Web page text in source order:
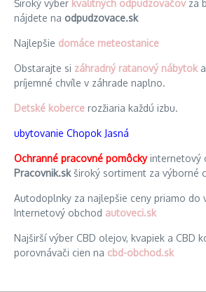
Široký výber kvalitných odpudzovačovza
nájdete na odpudzovace.sk
Najlepšie domáce meteostanice
Obstarajte si záhradný ratanový nábytok
príjemné chvíle v záhrade naplno.
Detské koberce rozžiaria každú izbu.
ubytovanie Chopok Jasná
Ochranné pracovné pomôckyinternetový
Pracovnik.skširoký sortiment za výborné
Autodoplnky za najlepšie ceny priamo do
Internetový obchod autoveci.sk
Najširší výber CBD olejov, kvapiek a CBD
porovnávači cien na cbd-obchod.sk